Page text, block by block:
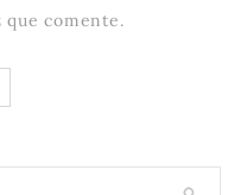
que comente.